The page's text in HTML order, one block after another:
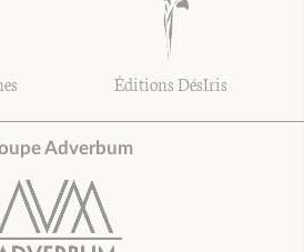
Éditions DésIris
Adverbum